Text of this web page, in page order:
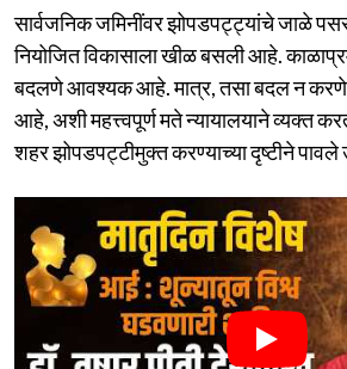
सार्वजनिक जमिनींवर झोपडपट्ट्यांचे जाळे
नियोजित विकासाला खीळ बसली आहे.
बदलणे आवश्यक आहे. मात्र, तसा बदल न करणे
आहे, अशी महत्त्वपूर्ण मते न्यायालयाने व्यक्त
शहर झोपडपट्टीमुक्त करण्याच्या दृष्टीने पावले